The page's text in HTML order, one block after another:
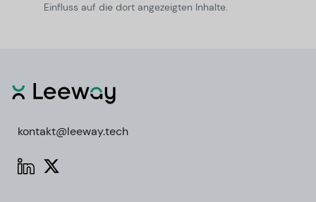
Einfluss auf die dort angezeigten Inhalte.
kontakt@leeway.tech